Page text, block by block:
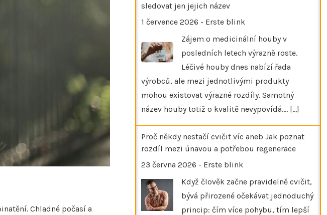
Chladné počasí a
sledovat jen jejich název
1 července 2026 - Erste blink
Zájem o medicinální houby v
posledních letech výrazně roste.
Léčivé houby dnes nabízí řada
výrobců, ale mezi jednotlivými produkty
mohou existovat výrazné rozdíly. Samotný
název houby totiž o kvalitě nevypovídá.… [...]
Proč někdy nestačí cvičit víc aneb Jak poznat
rozdíl mezi únavou a potřebou regenerace
23 června 2026 - Erste blink
Když člověk začne pravidelně cvičit,
bývá přirozené očekávat jednoduchý
princip: čím více pohybu, tím lepší